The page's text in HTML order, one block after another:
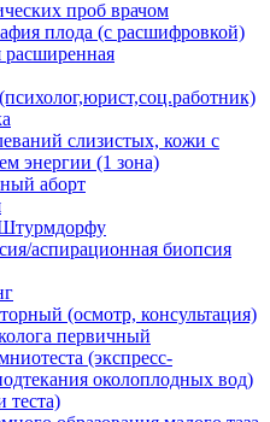
проб врачом
плода (с расшифровкой)
расширенная
слизистых, кожи с
энергии (1 зона)
аборт
аспирационная биопсия
(осмотр, консультация)
первичный
(экспресс-
околоплодных вод)
теста)